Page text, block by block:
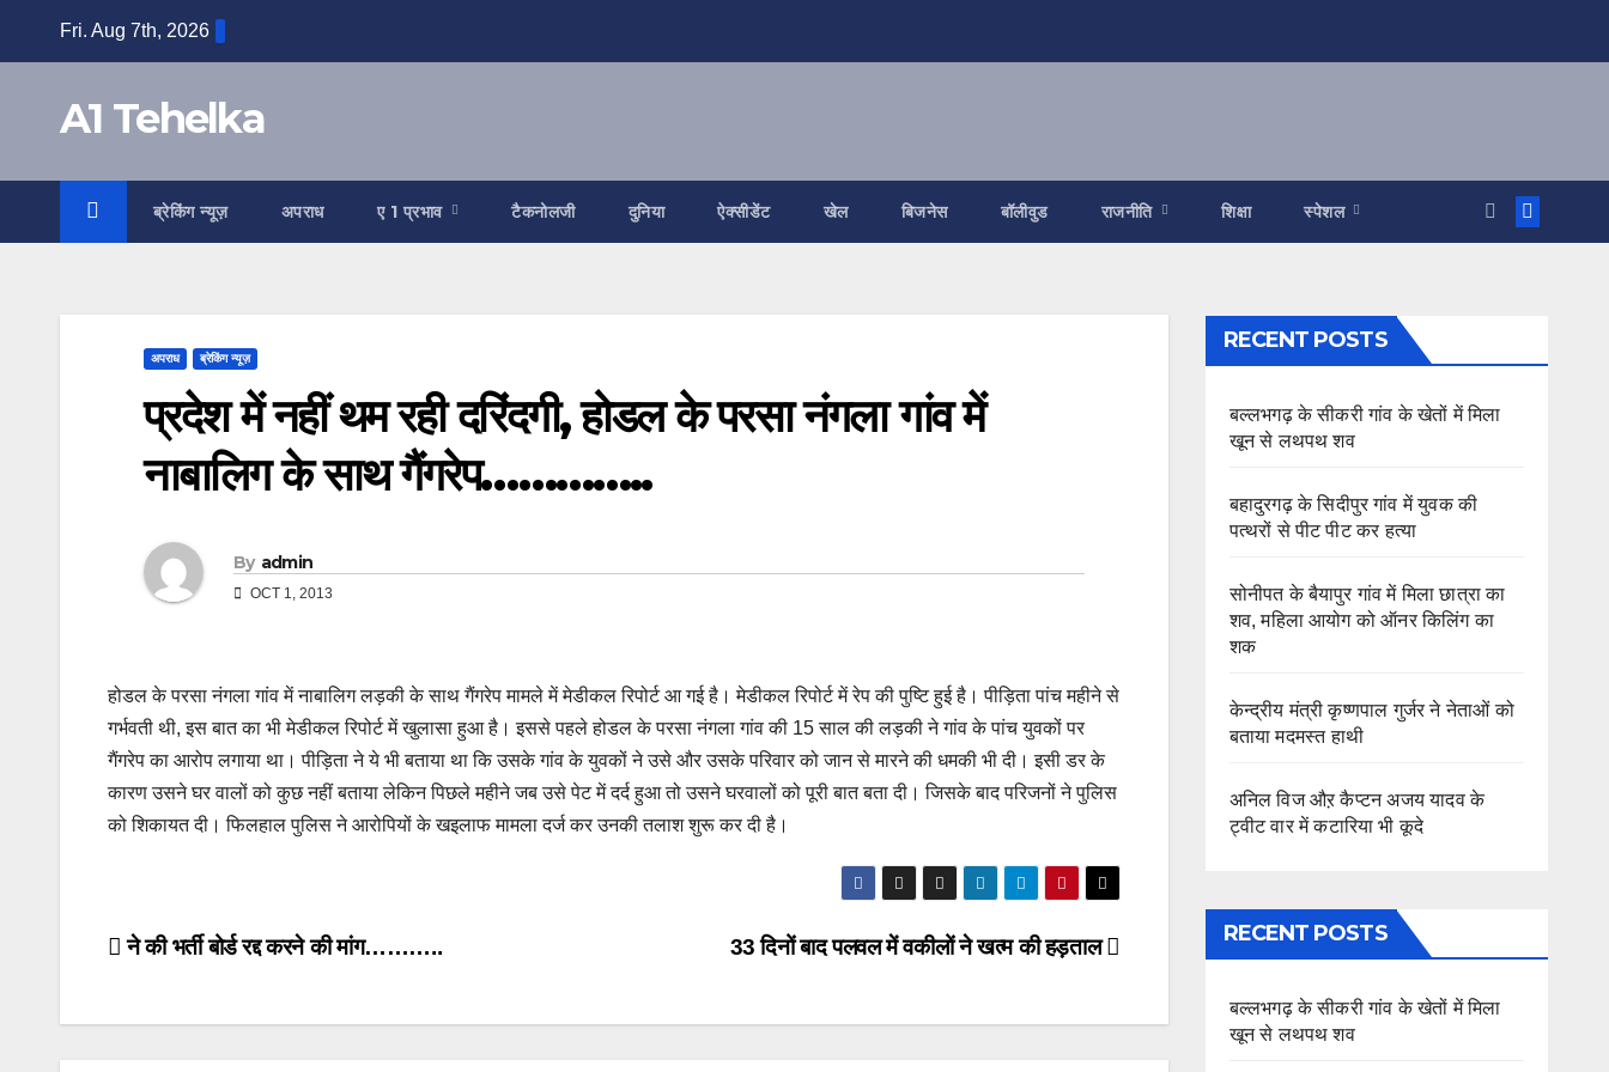
Fri. Aug 7th, 2026
A1 Tehelka
ब्रेकिंग न्यूज़ अपराध ए 1 प्रभाव टैकनोलजी दुनिया ऐक्सीडेंट खेल बिजनेस बॉलीवुड राजनीति शिक्षा स्पेशल
अपराध ब्रेकिंग न्यूज़
प्रदेश में नहीं थम रही दरिंदगी, होडल के परसा नंगला गांव में
नाबालिग के साथ गैंगरेप…………..
By admin
OCT 1, 2013
होडल के परसा नंगला गांव में नाबालिग लड़की के साथ गैंगरेप मामले में मेडीकल रिपोर्ट आ गई है। मेडीकल रिपोर्ट में रेप की पुष्टि हुई है। पीड़िता पांच महीने से
गर्भवती थी, इस बात का भी मेडीकल रिपोर्ट में खुलासा हुआ है। इससे पहले होडल के परसा नंगला गांव की 15 साल की लड़की ने गांव के पांच युवकों पर
गैंगरेप का आरोप लगाया था। पीड़िता ने ये भी बताया था कि उसके गांव के युवकों ने उसे और उसके परिवार को जान से मारने की धमकी भी दी। इसी डर के
कारण उसने घर वालों को कुछ नहीं बताया लेकिन पिछले महीने जब उसे पेट में दर्द हुआ तो उसने घरवालों को पूरी बात बता दी। जिसके बाद परिजनों ने पुलिस
को शिकायत दी। फिलहाल पुलिस ने आरोपियों के खइलाफ मामला दर्ज कर उनकी तलाश शुरू कर दी है।
Post
33 दिनों बाद पलवल में वकीलों ने खत्म की हड़ताल
ने की भर्ती बोर्ड रद्द करने की मांग………..
RECENT POSTS
बल्लभगढ़ के सीकरी गांव के खेतों में मिला
खून से लथपथ शव
बहादुरगढ़ के सिदीपुर गांव में युवक की
पत्थरों से पीट पीट कर हत्या
सोनीपत के बैयापुर गांव में मिला छात्रा का
शव, महिला आयोग को ऑनर किलिंग का
शक
केन्द्रीय मंत्री कृष्णपाल गुर्जर ने नेताओं को
बताया मदमस्त हाथी
अनिल विज औऱ कैप्टन अजय यादव के
ट्वीट वार में कटारिया भी कूदे
RECENT POSTS
बल्लभगढ़ के सीकरी गांव के खेतों में मिला
खून से लथपथ शव